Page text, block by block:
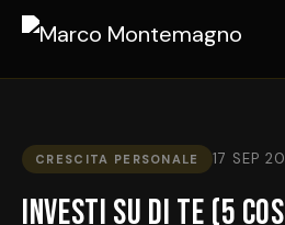
CRESCITA PERSONALE 17 SEP
Investi su di TE (5